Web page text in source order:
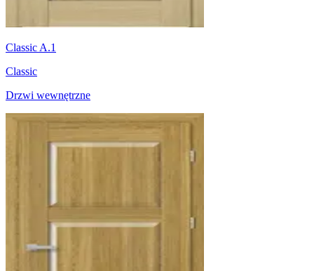
Classic A.1
Classic
Drzwi wewnętrzne